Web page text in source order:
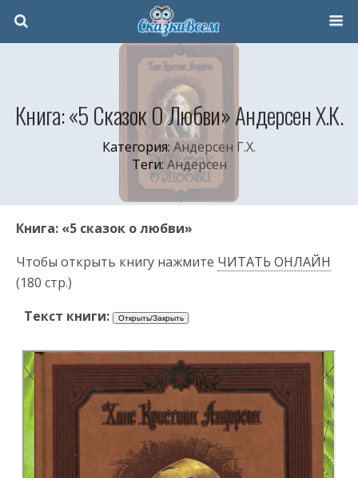
Книга: «5 Сказок О Любви» Андерсен Х.К.
Категория: Андерсен Г.Х.
Теги: Андерсен
Книга: «5 сказок о любви»
Чтобы открыть книгу нажмите ЧИТАТЬ ОНЛАЙН
(180 стр.)
Текст книги: